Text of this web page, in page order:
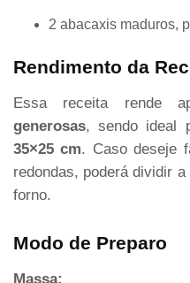
2 abacaxis maduros,
Rendimento da
Essa receita rende
generosas, sendo ideal
35×25 cm. Caso deseje
redondas, poderá dividir
forno.
Modo de Preparo
Massa: